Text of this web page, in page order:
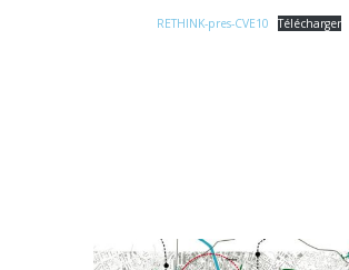
RETHINK-pres-CVE10 Télécharger